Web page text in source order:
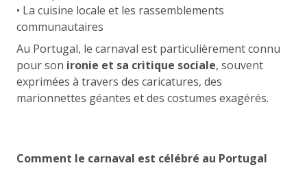
• La cuisine locale et les rassemblements
communautaires
Au Portugal, le carnaval est particulièrement connu
pour son ironie et sa critique sociale, souvent
exprimées à travers des caricatures, des
marionnettes géantes et des costumes exagérés.
Comment le carnaval est célébré au Portugal